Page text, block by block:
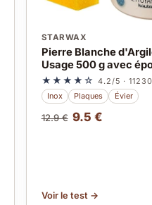
STARWAX
Pierre Blanche
Usage 500 g avec
★★★★☆ 4.2/5 · 11230
Inox
Plaques Évier
12.9 € 9.5 €
Voir le test →